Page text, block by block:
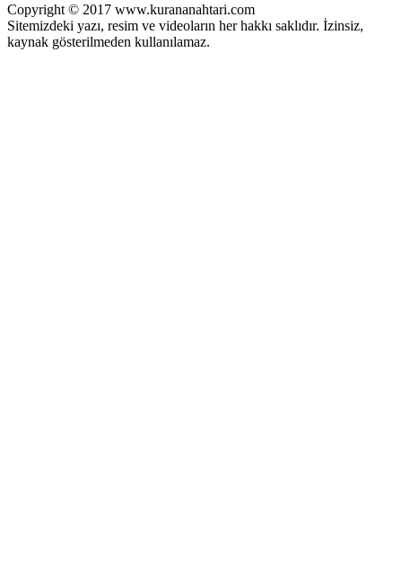
Copyright © 2017 www.kurananahtari.com
Sitemizdeki yazı, resim ve videoların her hakkı saklıdır. İzinsiz,
kaynak gösterilmeden kullanılamaz.